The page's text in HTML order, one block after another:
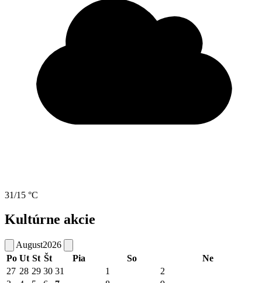
31/15 °C
Kultúrne akcie
August2026
Po Ut St Št Pia So
Ne
27 28 29 30 31 1
2